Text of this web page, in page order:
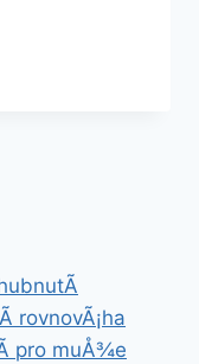
rovnovÃ¡ha
pro muÅ¾e